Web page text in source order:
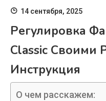
14 сентября, 2025
Регулировка
Classic Своими
Инструкция
О чем расскажем: